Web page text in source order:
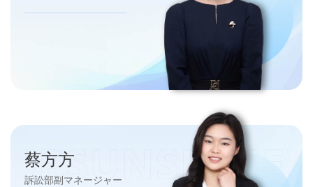
蔡方方
訴訟部副マネージャー